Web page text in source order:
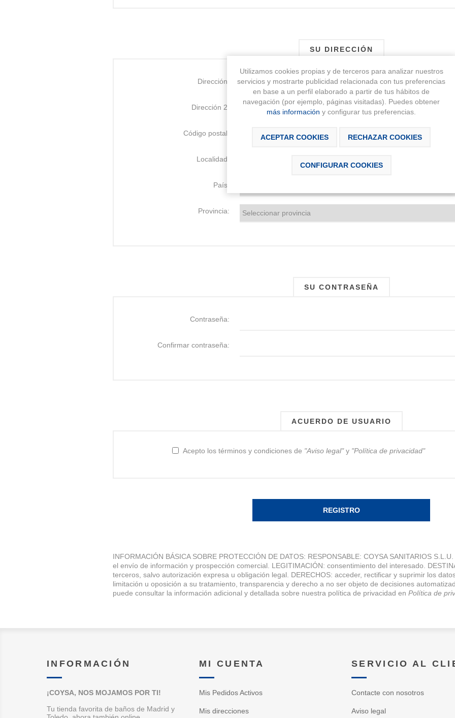
SU DIRECCIÓN
Dirección:
Dirección 2:
Código postal:
Localidad:
País:
Provincia:
SU CONTRASEÑA
Contraseña:
Confirmar contraseña:
ACUERDO DE USUARIO
Acepto los términos y condiciones de "Aviso legal"y "Política de privacidad"
REGISTRO
INFORMACIÓN BÁSICA SOBRE PROTECCIÓN DE DATOS: RESPONSABLE: COYSA SANITARIOS
el envío de información y prospección comercial. LEGITIMACIÓN: consentimiento del interesado.
terceros, salvo autorización expresa u obligación legal. DERECHOS: acceder, rectificar y suprimir los
limitación u oposición a su tratamiento, transparencia y derecho a no ser objeto de decisiones
puede consultar la información adicional y detallada sobre nuestra política de privacidad en Política de
INFORMACIÓN
¡COYSA, NOS MOJAMOS POR TI!
Tu tienda favorita de baños de Madrid y
MI CUENTA
Mis Pedidos Activos
Mis direcciones
SERVICIO AL
Contacte con nosotros
Aviso legal
Utilizamos cookies propias y de terceros para analizar nuestros
servicios y mostrarte publicidad relacionada con tus preferencias
en base a un perfil elaborado a partir de tus hábitos de
navegación (por ejemplo, páginas visitadas). Puedes obtener
más información y configurar tus preferencias.
ACEPTAR COOKIES RECHAZAR COOKIES
CONFIGURAR COOKIES